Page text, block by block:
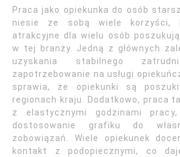
Praca jako opiekunka do osób
niesie ze sobą wiele korzyści,
atrakcyjne dla wielu osób
w tej branży. Jedną z głównych
uzyskania stabilnego
zapotrzebowanie na usługi
sprawia, że opiekunki są
regionach kraju. Dodatkowo, praca
z elastycznymi godzinami
dostosowanie grafiku do
zobowiązań. Wiele opiekunek
kontakt z podopiecznymi, co